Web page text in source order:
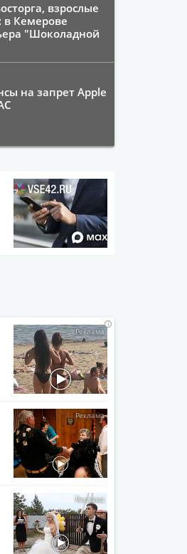
взрослые
Кемерове
"Шоколадной
на запрет Apple
iiii